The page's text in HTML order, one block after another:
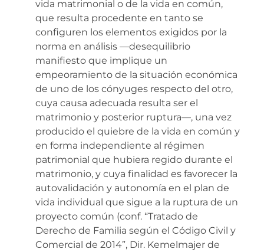
vida matrimonial o de la vida en común,
que resulta procedente en tanto se
configuren los elementos exigidos por la
norma en análisis —desequilibrio
manifiesto que implique un
empeoramiento de la situación económica
de uno de los cónyuges respecto del otro,
cuya causa adecuada resulta ser el
matrimonio y posterior ruptura—, una vez
producido el quiebre de la vida en común y
en forma independiente al régimen
patrimonial que hubiera regido durante el
matrimonio, y cuya finalidad es favorecer la
autovalidación y autonomía en el plan de
vida individual que sigue a la ruptura de un
proyecto común (conf. “Tratado de
Derecho de Familia según el Código Civil y
Comercial de 2014”, Dir. Kemelmajer de